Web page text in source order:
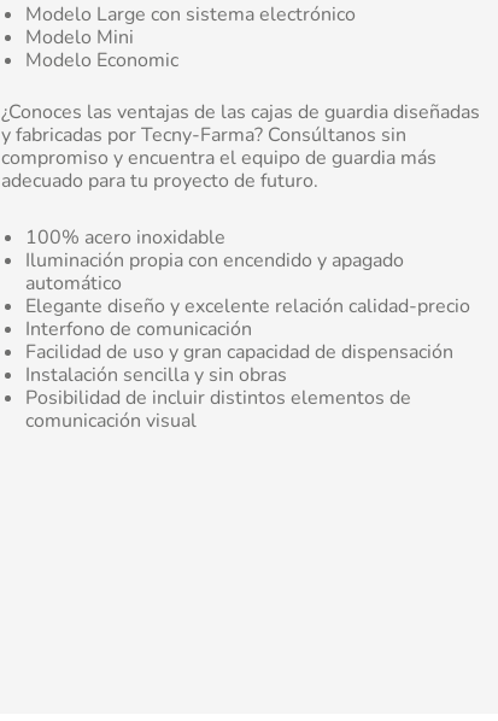
Modelo Large con sistema electrónico
Modelo Mini
Modelo Economic
¿Conoces las ventajas de las cajas de guardia diseñadas
y fabricadas por Tecny-Farma? Consúltanos sin
compromiso y encuentra el equipo de guardia más
adecuado para tu proyecto de futuro.
100% acero inoxidable
Iluminación propia con encendido y apagado
automático
Elegante diseño y excelente relación calidad-precio
Interfono de comunicación
Facilidad de uso y gran capacidad de dispensación
Instalación sencilla y sin obras
Posibilidad de incluir distintos elementos de
comunicación visual